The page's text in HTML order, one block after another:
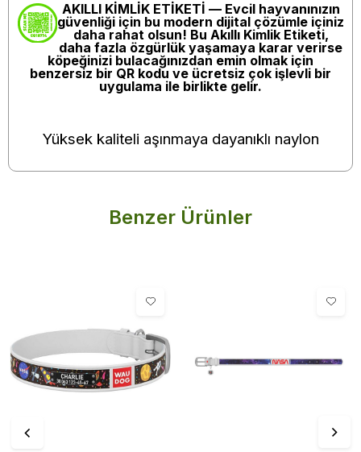
AKILLI KİMLİK ETİKETİ — Evcil hayvanınızın
güvenliği için bu modern dijital çözümle içiniz
daha rahat olsun! Bu Akıllı Kimlik Etiketi,
daha fazla özgürlük yaşamaya karar verirse
köpeğinizi bulacağınızdan emin olmak için
benzersiz bir QR kodu ve ücretsiz çok işlevli bir
uygulama ile birlikte gelir.
Yüksek kaliteli aşınmaya dayanıklı naylon
Benzer Ürünler